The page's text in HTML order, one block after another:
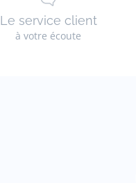
Le service client
à votre écoute